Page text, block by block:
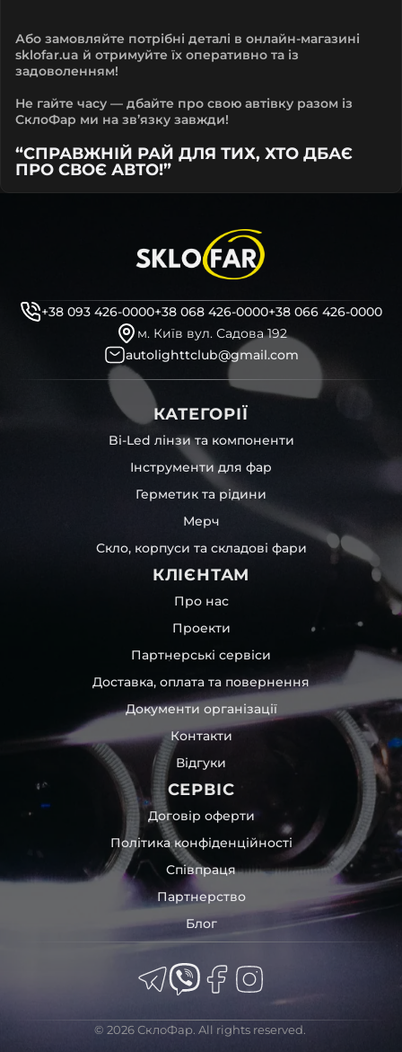
Або замовляйте потрібні деталі в онлайн-магазині
sklofar.ua й отримуйте їх оперативно та із
задоволенням!
Не гайте часу — дбайте про свою автівку разом із
СклоФар ми на зв’язку завжди!
“CПРАВЖНІЙ РАЙ ДЛЯ ТИХ, ХТО ДБАЄ
ПРО СВОЄ АВТО!”
+38 093 426-0000+38 068 426-0000+38 066 426-0000
м. Київ вул. Садова 192
autolighttclub@gmail.com
КАТЕГОРІЇ
Bi-Led лінзи та компоненти
Інструменти для фар
Герметик та рідини
Мерч
Скло, корпуси та складові фари
КЛІЄНТАМ
Про нас
Проекти
Партнерські сервіси
Доставка, оплата та повернення
Документи організації
Контакти
Відгуки
СЕРВІС
Договір оферти
Політика конфіденційності
Співпраця
Партнерство
Блог
© 2026 СклоФар. All rights reserved.